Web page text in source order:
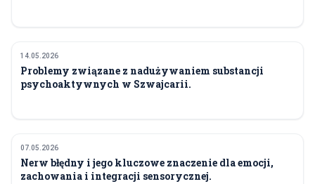
ZDROWIE
14.05.2026
Problemy związane z nadużywaniem substancji
psychoaktywnych w Szwajcarii.
ZDROWIE
07.05.2026
Nerw błędny i jego kluczowe znaczenie dla emocji,
zachowania i integracji sensorycznej.